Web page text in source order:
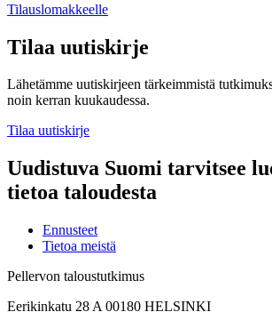
Tilauslomakkeelle
Tilaa uutiskirje
Lähetämme uutiskirjeen tärkeimmistä
noin kerran kuukaudessa.
Tilaa uutiskirje
Uudistuva Suomi tarvitsee
tietoa taloudesta
Ennusteet
Tietoa meistä
Pellervon taloustutkimus
Eerikinkatu 28 A 00180 HELSINKI